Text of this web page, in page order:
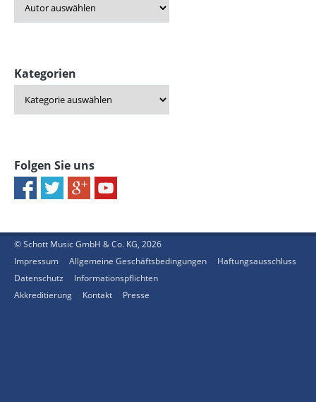
Kategorien
Folgen Sie uns
© Schott Music GmbH & Co. KG, 2026
Impressum
Allgemeine Geschäftsbedingungen
Haftungsausschluss
Datenschutz
Informationspflichten
Akkreditierung
Kontakt Presse